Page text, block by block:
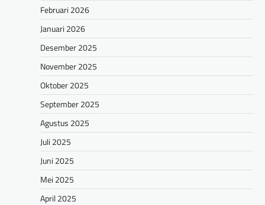
Februari 2026
Januari 2026
Desember 2025
November 2025
Oktober 2025
September 2025
Agustus 2025
Juli 2025
Juni 2025
Mei 2025
April 2025